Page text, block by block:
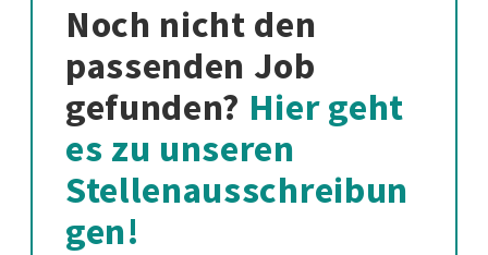
Noch nicht den
passenden Job
gefunden? Hier geht
es zu unseren
Stellenausschreibun
gen!